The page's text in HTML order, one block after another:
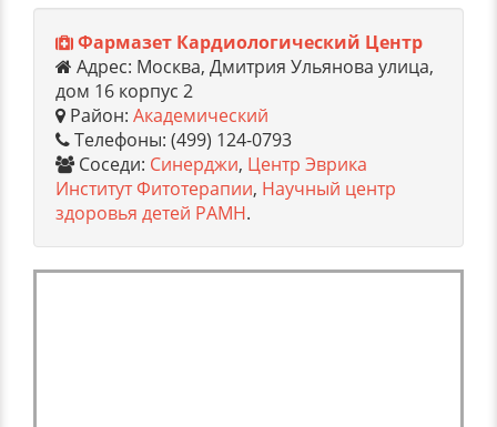
Фармазет Кардиологический Центр
Адрес: Москва, Дмитрия Ульянова улица,
дом 16 корпус 2
Район: Академический
Телефоны: (499) 124-0793
Соседи: Синерджи, Центр Эврика
Институт Фитотерапии, Научный центр
здоровья детей РАМН.